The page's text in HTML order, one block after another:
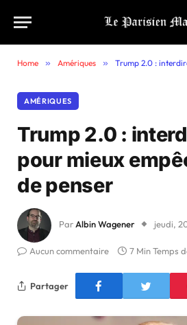
Home » Amériques » Trump 2.0 : interdire de
AMÉRIQUES
Trump 2.0 :
pour mieux
de penser
Par Albin Wagener jeudi,
Aucun commentaire 7 Min Temps
Partager